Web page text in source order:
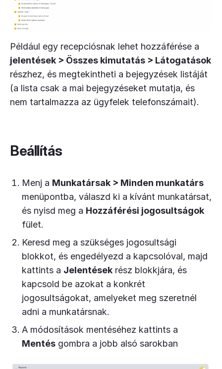
Például egy recepciósnak lehet hozzáférése a
jelentések > Összes kimutatás > Látogatások
részhez, és megtekintheti a bejegyzések listáját
(a lista csak a mai bejegyzéseket mutatja, és
nem tartalmazza az ügyfelek telefonszámait).
Beállítás
Menj a Munkatársak > Minden munkatárs
menüpontba, válaszd ki a kívánt munkatársat,
és nyisd meg a Hozzáférési jogosultságok
fület.
Keresd meg a szükséges jogosultsági
blokkot, és engedélyezd a kapcsolóval, majd
kattints a Jelentések rész blokkjára, és
kapcsold be azokat a konkrét
jogosultságokat, amelyeket meg szeretnél
adni a munkatársnak.
A módosítások mentéséhez kattints a
Mentés gombra a jobb alsó sarokban